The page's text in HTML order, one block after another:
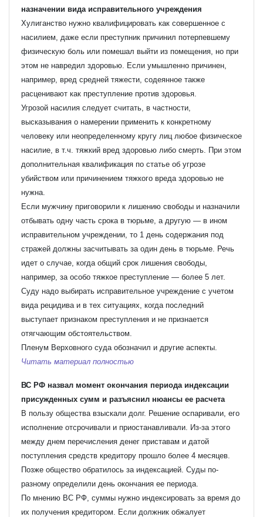
назначении вида исправительного учреждения
Хулиганство нужно квалифицировать как совершенное с
насилием, даже если преступник причинил потерпевшему
физическую боль или помешал выйти из помещения, но при
этом не навредил здоровью. Если умышленно причинен,
например, вред средней тяжести, содеянное также
расценивают как преступление против здоровья.
Угрозой насилия следует считать, в частности,
высказывания о намерении применить к конкретному
человеку или неопределенному кругу лиц любое физическое
насилие, в т.ч. тяжкий вред здоровью либо смерть. При этом
дополнительная квалификация по статье об угрозе
убийством или причинением тяжкого вреда здоровью не
нужна.
Если мужчину приговорили к лишению свободы и назначили
отбывать одну часть срока в тюрьме, а другую — в ином
исправительном учреждении, то 1 день содержания под
стражей должны засчитывать за один день в тюрьме. Речь
идет о случае, когда общий срок лишения свободы,
например, за особо тяжкое преступление — более 5 лет.
Суду надо выбирать исправительное учреждение с учетом
вида рецидива и в тех ситуациях, когда последний
выступает признаком преступления и не признается
отягчающим обстоятельством.
Пленум Верховного суда обозначил и другие аспекты.
Читать материал полностью
ВС РФ назвал момент окончания периода индексации
присужденных сумм и разъяснил нюансы ее расчета
В пользу общества взыскали долг. Решение оспаривали, его
исполнение отсрочивали и приостанавливали. Из-за этого
между днем перечисления денег приставам и датой
поступления средств кредитору прошло более 4 месяцев.
Позже общество обратилось за индексацией. Суды по-
разному определили день окончания ее периода.
По мнению ВС РФ, суммы нужно индексировать за время до
их получения кредитором. Если должник обжалует